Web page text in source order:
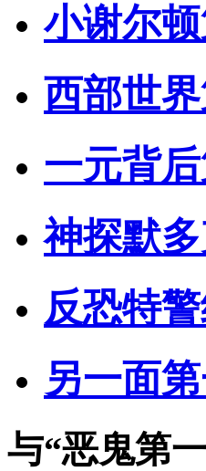
小谢尔
西部世
一元背
神探默
反恐特
另一面
与“恶鬼第